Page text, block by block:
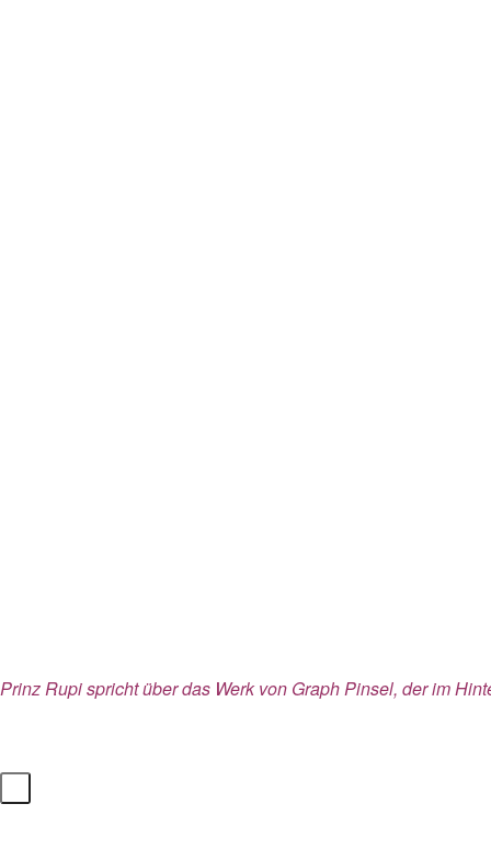
Prinz Rupi spricht über das Werk von Graph Pinsel, der im